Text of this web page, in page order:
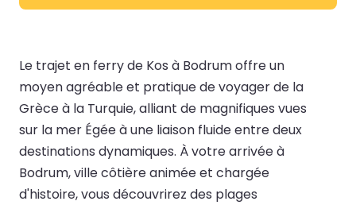
Le trajet en ferry de Kos à Bodrum offre un
moyen agréable et pratique de voyager de la
Grèce à la Turquie, alliant de magnifiques vues
sur la mer Égée à une liaison fluide entre deux
destinations dynamiques. À votre arrivée à
Bodrum, ville côtière animée et chargée
d'histoire, vous découvrirez des plages